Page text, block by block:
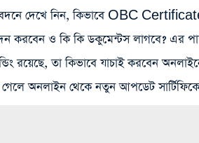
দেখে নিন, কিভাবে OBC
করবেন ও কি কি ডকুমেন্টস লাগবে? এর
রয়েছে, তা কিভাবে যাচাই করবেন
অনলাইন থেকে নতুন আপডেট